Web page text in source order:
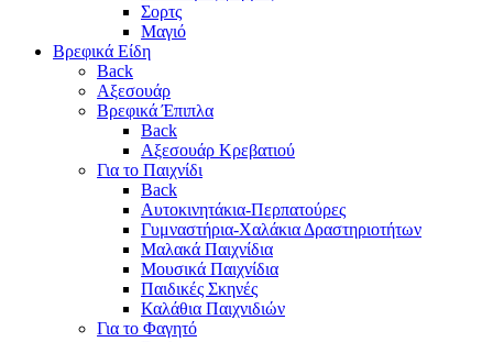
Σορτς
Μαγιό
Βρεφικά Είδη
Back
Αξεσουάρ
Βρεφικά Έπιπλα
Back
Αξεσουάρ Κρεβατιού
Για το Παιχνίδι
Back
Αυτοκινητάκια-Περπατούρες
Γυμναστήρια-Χαλάκια Δραστηριοτήτων
Μαλακά Παιχνίδια
Μουσικά Παιχνίδια
Παιδικές Σκηνές
Καλάθια Παιχνιδιών
Για το Φαγητό